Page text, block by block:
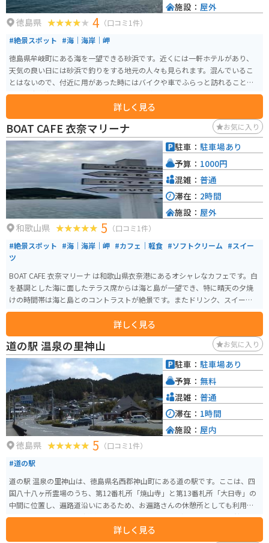
徳島県 4 （口コミ1件）
#絶景スポット #海｜海岸｜岬
徳島県牟岐町にある海を一望できる砂浜です。近くには一軒ホテルがあり、
天気の良い日には砂浜で釣りをする地元の人々も見られます。混んでいるこ
とはないので、付近に用があった時にはバイクや車でふらっと訪れることが
でき、広い海を眺め、開放感を味わうことができます。
詳しく見る
施設： 屋外
BOAT CAFE 衣奈マリーナ お気に入り
和歌山県 5 （口コミ1件）
#絶景スポット #海｜海岸｜岬 #カフェ｜軽食 #ソフトクリーム #スイー
ツ
BOAT CAFE 衣奈マリーナ は和歌山県衣奈港にあるオシャレなカフェです。白
を基調とした海に面したテラス席からは海と島が一望でき、特に晴天の夕焼
けの時間帯は海と島とのコントラストが絶景です。またドリンク、スイーツ、
食事のメニューも豊富でとても美味しいです。
詳しく見る
駐車： 駐車場あり
予算： 1000円
混雑： 普通
滞在： 2時間
施設： 屋外
道の駅 温泉の里神山 お気に入り
徳島県 5 （口コミ1件）
#道の駅
道の駅 温泉の里神山は、徳島県名西郡神山町にある道の駅です。ここは、四
国八十八ヶ所霊場のうち、第12番札所「焼山寺」と第13番札所「大日寺」の
中間に位置し、遍路道沿いにあるため、お遍路さんの休憩所としても利用さ
れています。 地元産の新鮮な野菜や果物、特産品などを販売する物産館や、
地元食材を使った料理が味わえるレストランがあります。特に、神山産のす
詳しく見る
駐車： 駐車場あり
予算： 無料
混雑： 普通
滞在： 1時間
施設： 屋内